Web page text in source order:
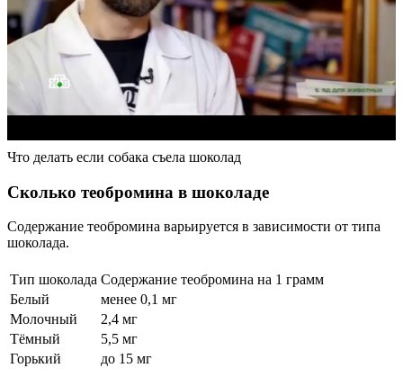
Что делать если собака съела шоколад
Сколько теобромина в шоколаде
Содержание теобромина варьируется в зависимости от типа
шоколада.
Тип шоколада Содержание теобромина на 1 грамм
Белый
менее 0,1 мг
Молочный
2,4 мг
Тёмный
5,5 мг
Горький
до 15 мг